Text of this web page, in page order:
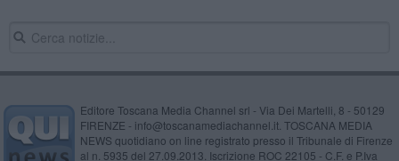
Editore Toscana Media Channel srl - Via Dei Martelli, 8 - 50129
FIRENZE - info@toscanamediachannel.it. TOSCANA MEDIA
NEWS quotidiano on line registrato presso il Tribunale di Firenze
al n. 5935 del 27.09.2013. Iscrizione ROC 22105 - C.F. e P.Iva